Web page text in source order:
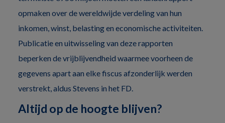
opmaken over de wereldwijde verdeling van hun
inkomen, winst, belasting en economische activiteiten.
Publicatie en uitwisseling van deze rapporten
beperken de vrijblijvendheid waarmee voorheen de
gegevens apart aan elke fiscus afzonderlijk werden
verstrekt, aldus Stevens in het FD.
Altijd op de hoogte blijven?